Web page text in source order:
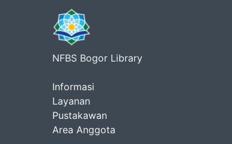
NFBS Bogor Library
Informasi
Layanan
Pustakawan
Area Anggota